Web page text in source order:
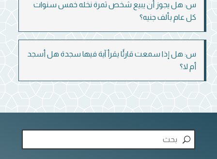
س: هل يجوز أن يبيع شخص ثمرة نخله خمس سنوات
كل عام بألف جنيه؟
س: هل إذا سمعت قارئًا يقرأ آية فيها سجدة هل أسجد
أم لا؟